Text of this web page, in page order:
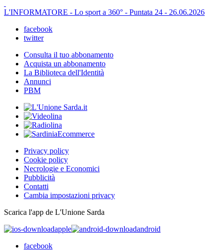
L'INFORMATORE - Lo sport a 360° - Puntata 24 - 26.06.2026
facebook
twitter
Consulta il tuo abbonamento
Acquista un abbonamento
La Biblioteca dell'Identità
Annunci
PBM
Privacy policy
Cookie policy
Necrologie e Economici
Pubblicità
Contatti
Cambia impostazioni privacy
Scarica l'app de L'Unione Sarda
apple
android
facebook